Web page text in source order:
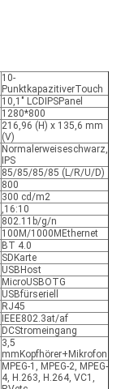
10-
PunktkapazitiverTouch
10,1" LCDIPSPanel
1280*800
216,96 (H) x 135,6 mm
(V)
Normalerweiseschwarz,
IPS
85/85/85/85 (L/R/U/D)
800
300 cd/m2
,16:10
802.11b/g/n
100M/1000MEthernet
BT 4.0
SDKarte
USBHost
MicroUSBOTG
USBfürseriell
RJ45
IEEE802.3at/af
DCStromeingang
3,5
mmKopfhörer+Mikrofon
MPEG-1, MPEG-2, MPEG-
4, H.263, H.264, VC1,